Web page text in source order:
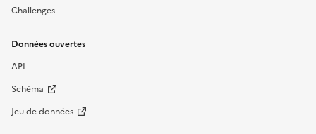
Challenges
Données ouvertes
API
Schéma
Jeu de données